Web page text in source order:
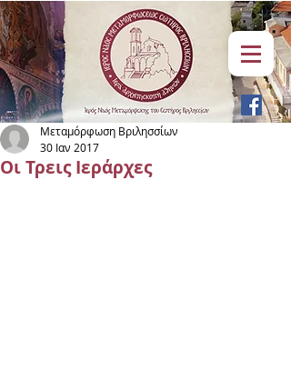
Οι Τρεις Ιεράρχες
Μεταμόρφωση Βριλησσίων
30 Ιαν 2017